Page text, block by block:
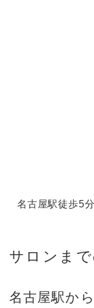
名古屋駅徒歩5分
サロンまで
名古屋駅か